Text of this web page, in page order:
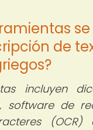
de
incluyen
software de
(OCR)